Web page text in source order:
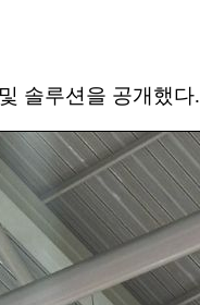
솔루션을 공개했다.